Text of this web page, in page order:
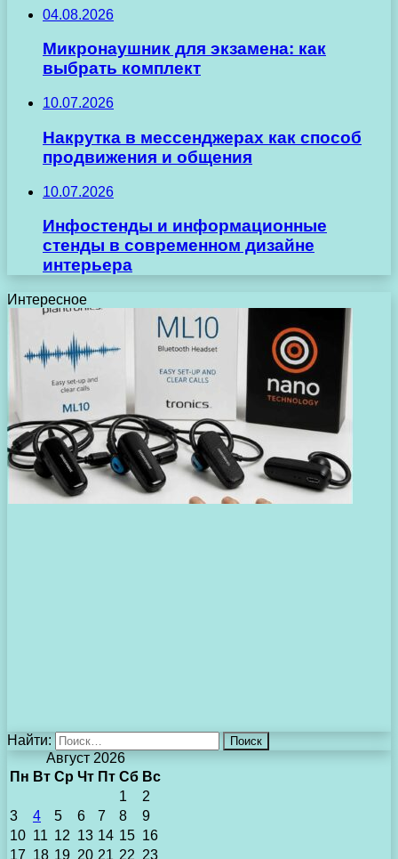
04.08.2026
Микронаушник для экзамена: как
выбрать комплект
10.07.2026
Накрутка в мессенджерах как способ
продвижения и общения
10.07.2026
Инфостенды и информационные
стенды в современном дизайне
интерьера
Интересное
Найти:
Август 2026
Пн Вт Ср Чт Пт Сб Вс
1
2
3
4 5 6 7 8
9
10 11 12 13 14 15 16
17 18 19 20 21 22 23